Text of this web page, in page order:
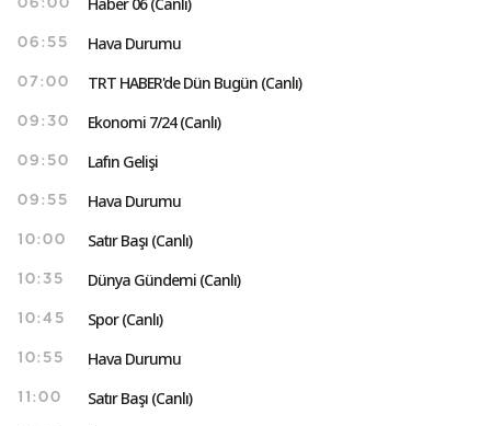
06:00
06:55 Hava Durumu
07:00 TRT HABER'de Dün Bugün (Canlı)
09:30 Ekonomi 7/24 (Canlı)
09:50 Lafın Gelişi
09:55 Hava Durumu
10:00 Satır Başı (Canlı)
10:35 Dünya Gündemi (Canlı)
10:45 Spor (Canlı)
10:55 Hava Durumu
11:00 Satır Başı (Canlı)